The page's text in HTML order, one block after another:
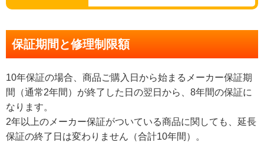
保証期間と修理制限額
10年保証の場合、商品ご購入日から始まるメーカー保証期
間（通常2年間）が終了した日の翌日から、8年間の保証に
なります。
2年以上のメーカー保証がついている商品に関しても、延長
保証の終了日は変わりません（合計10年間）。